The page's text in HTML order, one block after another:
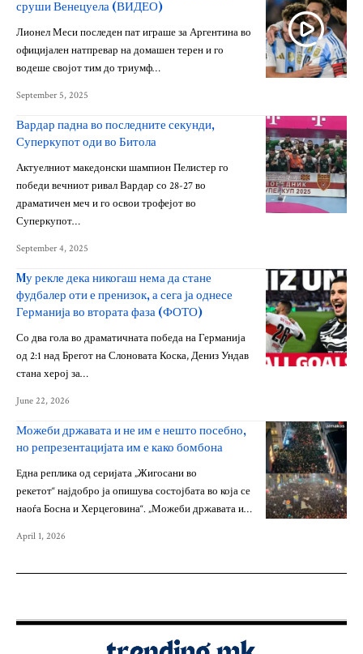
сруши Венецуела (ВИДЕО)
Лионел Меси последен пат играше за Аргентина во
официјален натпревар на домашен терен и го
водеше својот тим до триумф…
September 5, 2025
Вардар падна во последните секунди,
Суперкупот оди во Битола
Актуелниот македонски шампион Пелистер го
победи вечниот ривал Вардар со 28-27 во
драматичен меч и го освои трофејот во
Суперкупот…
September 4, 2025
Mу рекле дека никогаш нема да стане
фудбалер оти е пренизок, а сега ја однесе
Германија во втората фаза (ФОТО)
Со два гола во драматичната победа на Германија
од 2:1 над Брегот на Слоновата Коска, Дениз Ундав
стана херој за…
June 22, 2026
Можеби државата и не им е нешто посебно,
но репрезентацијата им е како бомбона
Eдна реплика од серијата „Жигосани во
рекетот“ најдобро ја опишува состојбата во која се
наоѓа Босна и Херцеговина“. „Можеби државата и…
April 1, 2026